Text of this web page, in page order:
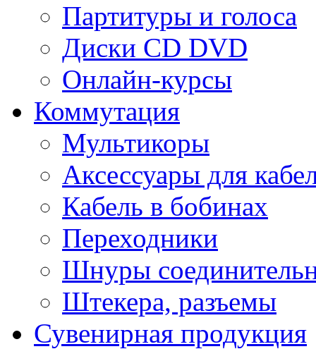
Партитуры и голоса
Диски CD DVD
Онлайн-курсы
Коммутация
Мультикоры
Аксессуары для
Кабель в бобинах
Переходники
Шнуры
Штекера, разъемы
Сувенирная продукция